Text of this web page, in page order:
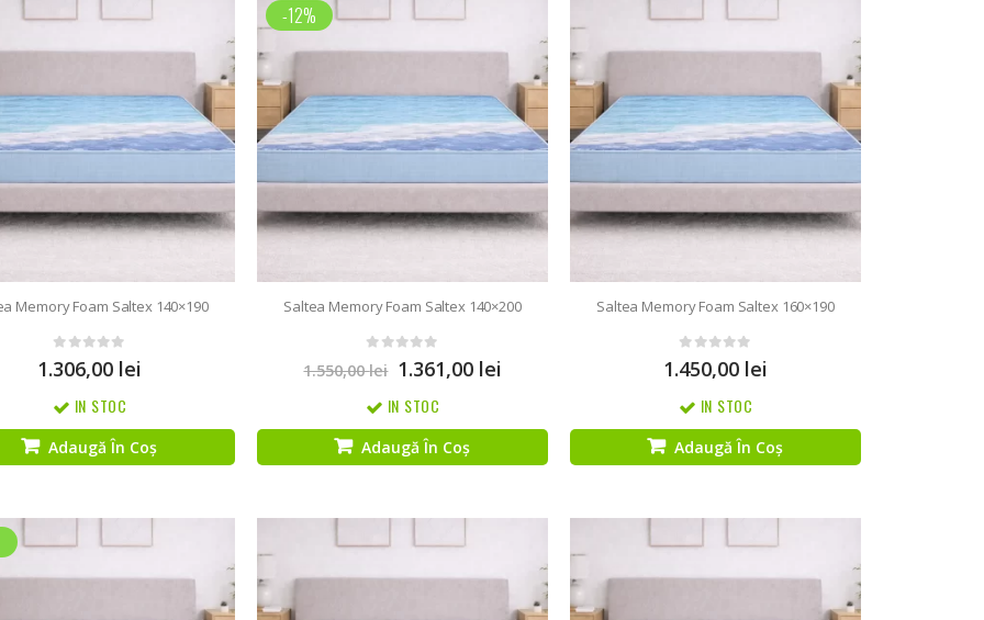
Memory Foam Saltex 140×190
0out of 5
1.306,00 lei
IN STOC
Adaugă În Coș
-12%
Saltea Memory Foam Saltex 140×200
out of 5
1.550,00lei 1.361,00 lei
IN STOC
Adaugă În Coș
Saltea Memory Foam Saltex 160×190
0out of 5
1.450,00 lei
IN STOC
Adaugă În Coș